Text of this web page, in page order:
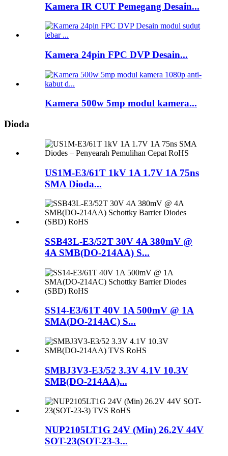
Kamera IR CUT Pemegang Desain...
Kamera 24pin FPC DVP Desain...
Kamera 500w 5mp modul kamera...
Dioda
US1M-E3/61T 1kV 1A 1.7V 1A 75ns
SMA Dioda...
SSB43L-E3/52T 30V 4A 380mV @
4A SMB(DO-214AA) S...
SS14-E3/61T 40V 1A 500mV @ 1A
SMA(DO-214AC) S...
SMBJ3V3-E3/52 3.3V 4.1V 10.3V
SMB(DO-214AA)...
NUP2105LT1G 24V (Min) 26.2V 44V
SOT-23(SOT-23-3...